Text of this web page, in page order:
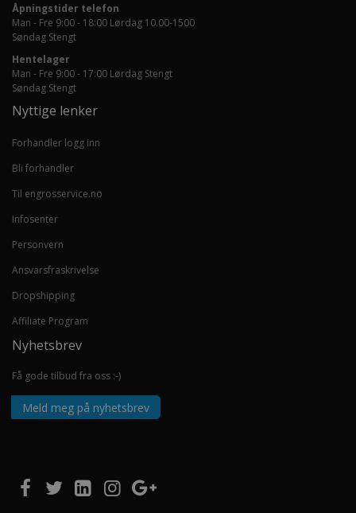
Åpningstider telefon
Man - Fre 9:00 - 18:00 Lørdag 10.00-1500
Søndag Stengt
Hentelager
Man - Fre 9:00 - 17:00 Lørdag Stengt
Søndag Stengt
Nyttige lenker
Forhandler logg inn
Bli forhandler
Til engrosservice.no
Infosenter
Personvern
Ansvarsfraskrivelse
Dropshipping
Affiliate Program
Nyhetsbrev
Få gode tilbud fra oss :-)
Meld meg på nyhetsbrev